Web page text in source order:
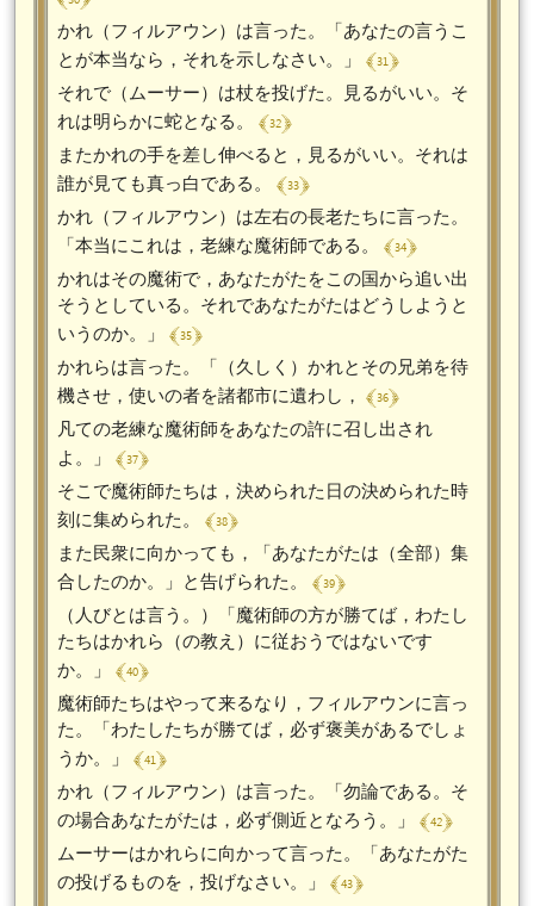
かれ（フィルアウン）は言った。「あなたの言うこ
とが本当なら，それを示しなさい。」 ﴾ 31 ﴿
それで（ムーサー）は杖を投げた。見るがいい。そ
れは明らかに蛇となる。 ﴾ 32 ﴿
またかれの手を差し伸べると，見るがいい。それは
誰が見ても真っ白である。 ﴾ 33 ﴿
かれ（フィルアウン）は左右の長老たちに言った。
「本当にこれは，老練な魔術師である。 ﴾ 34 ﴿
かれはその魔術で，あなたがたをこの国から追い出
そうとしている。それであなたがたはどうしようと
いうのか。」 ﴾ 35 ﴿
かれらは言った。「（久しく）かれとその兄弟を待
機させ，使いの者を諸都市に遺わし， ﴾ 36 ﴿
凡ての老練な魔術師をあなたの許に召し出され
よ。」 ﴾ 37 ﴿
そこで魔術師たちは，決められた日の決められた時
刻に集められた。 ﴾ 38 ﴿
また民衆に向かっても，「あなたがたは（全部）集
合したのか。」と告げられた。 ﴾ 39 ﴿
（人びとは言う。）「魔術師の方が勝てば，わたし
たちはかれら（の教え）に従おうではないです
か。」 ﴾ 40 ﴿
魔術師たちはやって来るなり，フィルアウンに言っ
た。「わたしたちが勝てば，必ず褒美があるでしょ
うか。」 ﴾ 41 ﴿
かれ（フィルアウン）は言った。「勿論である。そ
の場合あなたがたは，必ず側近となろう。」 ﴾ 42 ﴿
ムーサーはかれらに向かって言った。「あなたがた
の投げるものを，投げなさい。」 ﴾ 43 ﴿